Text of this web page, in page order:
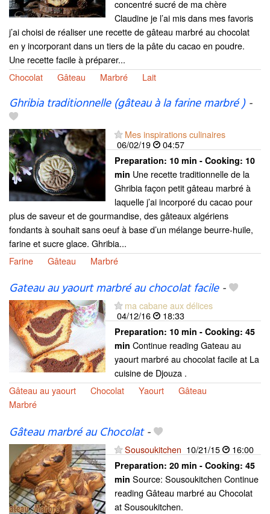
concentré sucré de ma chère
Claudine je l’ai mis dans mes favoris
j’ai choisi de réaliser une recette de gâteau marbré au chocolat
en y incorporant dans un tiers de la pâte du cacao en poudre.
Une recette facile à préparer...
Chocolat
Gâteau Marbré Lait
Ghribia traditionnelle (gâteau à la farine marbré )-
Mes inspirations culinaires
06/02/19
04:57
Preparation: 10 min - Cooking: 10
min Une recette traditionnelle de la
Ghribia façon petit gâteau marbré à
laquelle j’ai incorporé du cacao pour
plus de saveur et de gourmandise, des gâteaux algériens
fondants à souhait sans oeuf à base d’un mélange beurre-huile,
farine et sucre glace. Ghribia...
Farine
Gâteau Marbré
Gateau au yaourt marbré au chocolat facile-
ma cabane aux délices
04/12/16
18:33
Preparation: 10 min - Cooking: 45
min Continue reading Gateau au
yaourt marbré au chocolat facile at La
cuisine de Djouza .
Gâteau au yaourt
Chocolat Yaourt
Gâteau
Marbré
Gâteau marbré au Chocolat-
Sousoukitchen 10/21/15 16:00
Preparation: 20 min - Cooking: 45
min Source: Sousoukitchen Continue
reading Gâteau marbré au Chocolat
at Sousoukitchen.